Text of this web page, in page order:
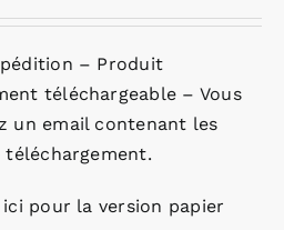
– Produit
téléchargeable – Vous
un email contenant les
téléchargement.
ici pour la version papier